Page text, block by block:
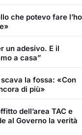
che potevo fare l’ho
un adesivo. E il
a casa”
la fossa: «Con
di più»
dell’area TAC e
al Governo la verità